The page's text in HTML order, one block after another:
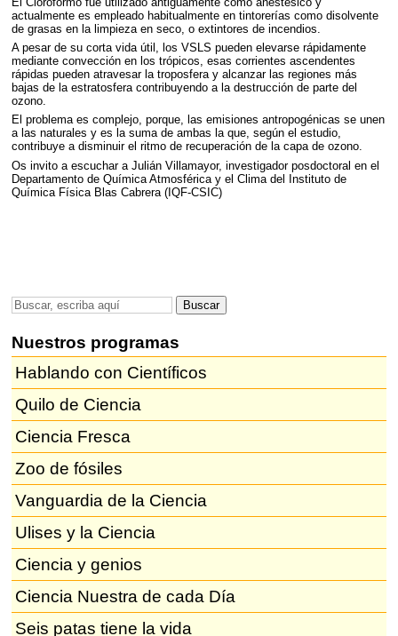
actualmente es empleado habitualmente en tintorerías como disolvente
de grasas en la limpieza en seco, o extintores de incendios.
A pesar de su corta vida útil, los VSLS pueden elevarse rápidamente
mediante convección en los trópicos, esas corrientes ascendentes
rápidas pueden atravesar la troposfera y alcanzar las regiones más
bajas de la estratosfera contribuyendo a la destrucción de parte del
ozono.
El problema es complejo, porque, las emisiones antropogénicas se unen
a las naturales y es la suma de ambas la que, según el estudio,
contribuye a disminuir el ritmo de recuperación de la capa de ozono.
Os invito a escuchar a Julián Villamayor, investigador posdoctoral en el
Departamento de Química Atmosférica y el Clima del Instituto de
Química Física Blas Cabrera (IQF-CSIC)
Nuestros programas
Hablando con Científicos
Quilo de Ciencia
Ciencia Fresca
Zoo de fósiles
Vanguardia de la Ciencia
Ulises y la Ciencia
Ciencia y genios
Ciencia Nuestra de cada Día
Seis patas tiene la vida